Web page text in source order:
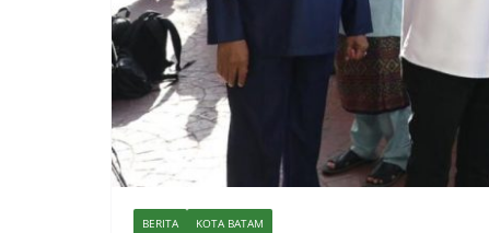
BERITA KOTA BATAM